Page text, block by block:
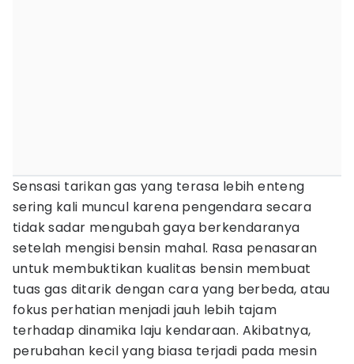
Sensasi tarikan gas yang terasa lebih enteng
sering kali muncul karena pengendara secara
tidak sadar mengubah gaya berkendaranya
setelah mengisi bensin mahal. Rasa penasaran
untuk membuktikan kualitas bensin membuat
tuas gas ditarik dengan cara yang berbeda, atau
fokus perhatian menjadi jauh lebih tajam
terhadap dinamika laju kendaraan. Akibatnya,
perubahan kecil yang biasa terjadi pada mesin